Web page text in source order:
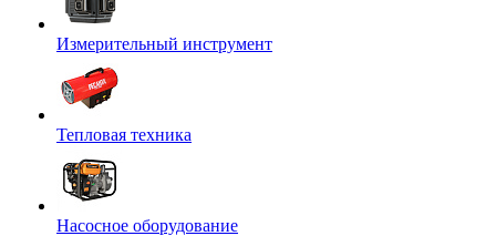
Измерительный инструмент
Тепловая техника
Насосное оборудование